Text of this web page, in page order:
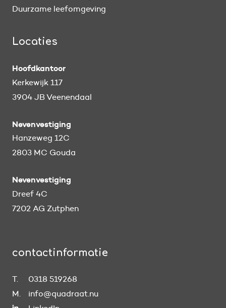
Duurzame leefomgeving
Locaties
Hoofdkantoor
Kerkewijk 117
3904 JB Veenendaal
Nevenvestiging
Hanzeweg 12C
2803 MC Gouda
Nevenvestiging
Dreef 4C
7202 AG Zutphen
contactinformatie
T.
0318 519268
M.
info@quadraat.nu